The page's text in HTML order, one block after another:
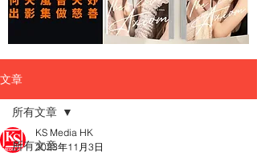
文章
所有文章
所有文章
KS Media HK
2023年11月3日